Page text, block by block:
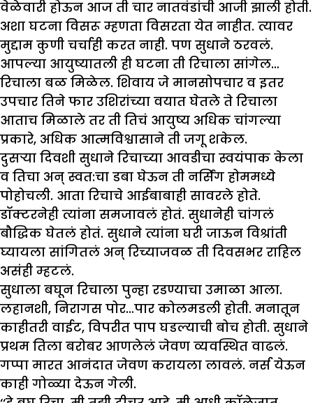
वेळेवारी होऊन आज ती चार नातवंडांची आजी झाली होती.
अशा घटना विसरू म्हणता विसरता येत नाहीत. त्यावर
मुद्दाम कुणी चर्चाही करत नाही. पण सुधाने ठरवलं.
आपल्या आयुष्यातली ही घटना ती रिचाला सांगेल…
रिचाला बळ मिळेल. शिवाय जे मानसोपचार व इतर
उपचार तिने फार उशिरांच्या वयात घेतले ते रिचाला
आताच मिळाले तर ती तिचं आयुष्य अधिक चांगल्या
प्रकारे, अधिक आत्मविश्वासाने ती जगू शकेल.
दुसऱ्या दिवशी सुधाने रिचाच्या आवडीचा स्वयंपाक केला
व तिचा अन् स्वत:चा डबा घेऊन ती नर्सिंग होममध्ये
पोहोचली. आता रिचाचे आईबाबाही सावरले होते.
डॉक्टरनेही त्यांना समजावलं होतं. सुधानेही चांगलं
बौद्धिक घेतलं होतं. सुधाने त्यांना घरी जाऊन विश्रांती
घ्यायला सांगितलं अन् रिच्याजवळ ती दिवसभर राहिल
असंही म्हटलं.
सुधाला बघून रिचाला पुन्हा रडण्याचा उमाळा आला.
लहानशी, निरागस पोर…पार कोलमडली होती. मनातून
काहीतरी वाईट, विपरीत पाप घडल्याची बोच होती. सुधाने
प्रथम तिला बरोबर आणलेलं जेवण व्यवस्थित वाढलं.
गप्पा मारत आनंदात जेवण करायला लावलं. नर्स येऊन
काही गोळ्या देऊन गेली.